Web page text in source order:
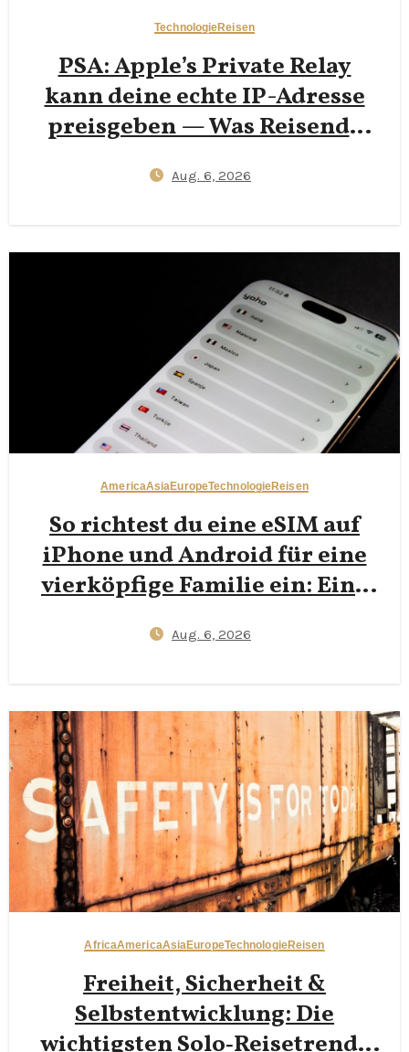
TechnologieReisen
PSA: Apple’s Private Relay
kann deine echte IP-Adresse
preisgeben — Was Reisende
Aug. 6, 2026
AmericaAsiaEuropeTechnologieReisen
So richtest du eine eSIM auf
iPhone und Android für eine
vierköpfige Familie ein: Eine
2026 zur Reduzierung von
gleichzeitiger Konnektivität
der Kinder im Ausland
Aug. 6, 2026
AfricaAmericaAsiaEuropeTechnologieReisen
Freiheit, Sicherheit &
Selbstentwicklung: Die
wichtigsten Solo‑Reisetrends